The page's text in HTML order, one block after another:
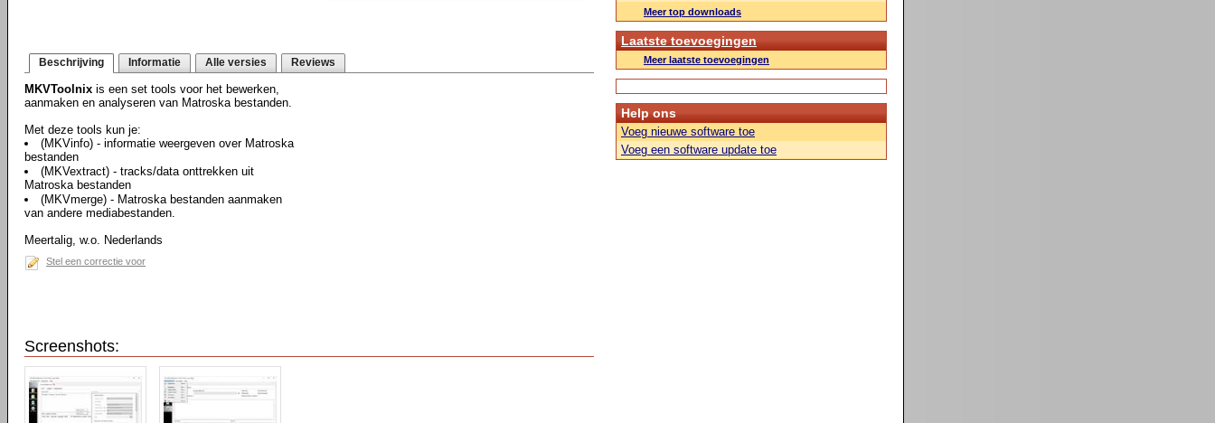
Beschrijving Informatie Alle versies Reviews
MKVToolnix is een set tools voor het bewerken,
aanmaken en analyseren van Matroska bestanden.
Met deze tools kun je:
(MKVinfo) - informatie weergeven over Matroska
bestanden
(MKVextract) - tracks/data onttrekken uit
Matroska bestanden
(MKVmerge) - Matroska bestanden aanmaken
van andere mediabestanden.
Meertalig, w.o. Nederlands
Stel een correctie voor
Screenshots:
Meer top downloads
Laatste toevoegingen
Meer laatste toevoegingen
Help ons
Voeg nieuwe software toe
Voeg een software update toe